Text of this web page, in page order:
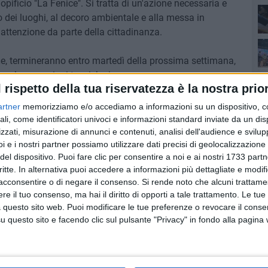
rispetto della tua riservatezza è la nostra
memorizziamo e/o accediamo a informazioni su un dispositivo,
come identificatori univoci e informazioni standard inviate da un
misurazione di annunci e contenuti, analisi dell'audience e
e i nostri partner possiamo utilizzare dati precisi di
dispositivo. Puoi fare clic per consentire a noi e ai nostri 1733
In alternativa puoi accedere a informazioni più dettagliate e
o di negare il consenso. Si rende noto che alcuni
il tuo consenso, ma hai il diritto di opporti a tale trattamento. Le
sito web. Puoi modificare le tue preferenze o revocare il
questo sito e facendo clic sul pulsante "Privacy" in fondo alla pagina
"La Fenice". Si tratta di un'azione necessaria e
luoghi, al decoro ambientale e alla messa in
da parte della cittadinanza.
termineranno entro martedì della prossima settimana,
e le operazioni tecniche in corso.
bonifica dell'ex opificio La Fenice è un impegno che
dignità a quest'area significa tutelare la salute
concreto di rispetto verso la nostra comunità."
Iodice, aggiunge: "La rimozione delle ecoballe
riqualificazione ambientale. Stiamo lavorando
più sicuri, puliti e sostenibili."
per la collaborazione e invita alla massima
dai lavori.